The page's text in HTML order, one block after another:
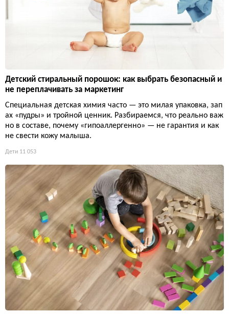
Детский стиральный порошок: как выбрать безопасный и
не переплачивать за маркетинг
Специальная детская химия часто — это милая упаковка, зап
ах «пудры» и тройной ценник. Разбираемся, что реально важ
но в составе, почему «гипоаллергенно» — не гарантия и как
не свести кожу малыша.
Дети 11 053